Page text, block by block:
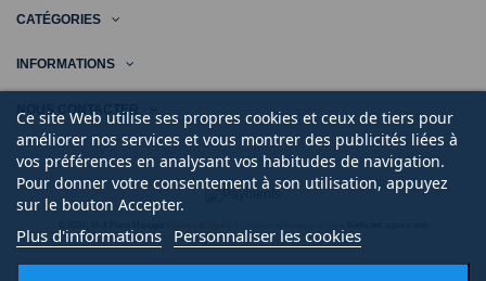
CATÉGORIES
INFORMATIONS
NOUS CONTACTER
Ce site Web utilise ses propres cookies et ceux de tiers pour
améliorer nos services et vous montrer des publicités liées à
vos préférences en analysant vos habitudes de navigation.
Pour donner votre consentement à son utilisation, appuyez
sur le bouton Accepter.
Plus d'informations Personnaliser les cookies